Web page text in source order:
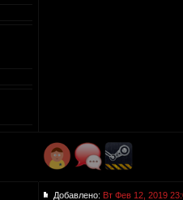
Добавлено: Вт Фев 12, 2019